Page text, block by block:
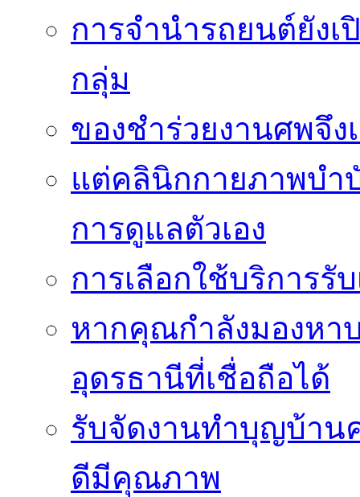
การจำนำรถยนต์ยัง
กลุ่ม
ของชำร่วยงานศพจึ
แต่คลินิกกายภาพบำ
การดูแลตัวเอง
การเลือกใช้บริการรั
หากคุณกำลังมองหา
อุดรธานีที่เชื่อถือได้
รับจัดงานทำบุญบ้าน
ดีมีคุณภาพ